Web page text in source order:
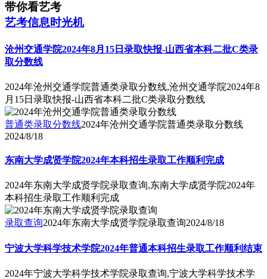
带你看艺考
艺考信息时光机
沧州交通学院2024年8月15日录取快报-山西省本科二批C类录
取分数线
2024年沧州交通学院普通类录取分数线,沧州交通学院2024年8
月15日录取快报-山西省本科二批C类录取分数线
普通类录取分数线2024年沧州交通学院普通类录取分数线
2024/8/18
东南大学成贤学院2024年本科招生录取工作顺利完成
2024年东南大学成贤学院录取查询,东南大学成贤学院2024年
本科招生录取工作顺利完成
录取查询2024年东南大学成贤学院录取查询2024/8/18
宁波大学科学技术学院2024年普通本科招生录取工作顺利结束
2024年宁波大学科学技术学院录取查询,宁波大学科学技术学